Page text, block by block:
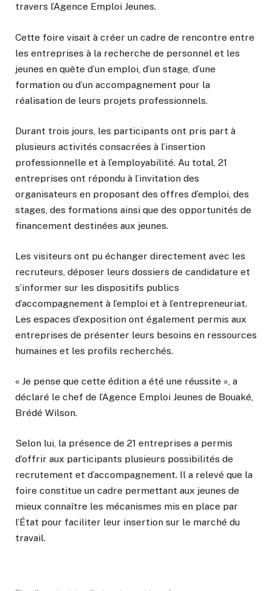
travers l’Agence Emploi Jeunes.
Cette foire visait à créer un cadre de rencontre entre
les entreprises à la recherche de personnel et les
jeunes en quête d’un emploi, d’un stage, d’une
formation ou d’un accompagnement pour la
réalisation de leurs projets professionnels.
Durant trois jours, les participants ont pris part à
plusieurs activités consacrées à l’insertion
professionnelle et à l’employabilité. Au total, 21
entreprises ont répondu à l’invitation des
organisateurs en proposant des offres d’emploi, des
stages, des formations ainsi que des opportunités de
financement destinées aux jeunes.
Les visiteurs ont pu échanger directement avec les
recruteurs, déposer leurs dossiers de candidature et
s’informer sur les dispositifs publics
d’accompagnement à l’emploi et à l’entrepreneuriat.
Les espaces d’exposition ont également permis aux
entreprises de présenter leurs besoins en ressources
humaines et les profils recherchés.
« Je pense que cette édition a été une réussite », a
déclaré le chef de l’Agence Emploi Jeunes de Bouaké,
Brédé Wilson.
Selon lui, la présence de 21 entreprises a permis
d’offrir aux participants plusieurs possibilités de
recrutement et d’accompagnement. Il a relevé que la
foire constitue un cadre permettant aux jeunes de
mieux connaître les mécanismes mis en place par
l’État pour faciliter leur insertion sur le marché du
travail.